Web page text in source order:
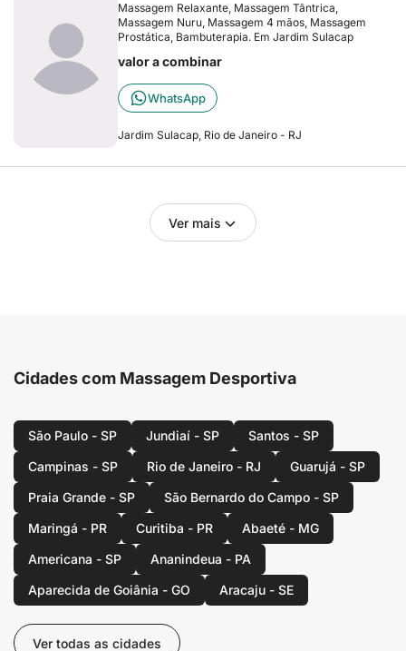
Massagem Relaxante, Massagem Tântrica,
Massagem Nuru, Massagem 4 mãos, Massagem
Prostática, Bambuterapia. Em Jardim Sulacap
valor a combinar
WhatsApp
Jardim Sulacap, Rio de Janeiro - RJ
Ver mais
Cidades com Massagem Desportiva
São Paulo - SP Jundiaí - SP
Santos - SP
Campinas - SP
Rio de Janeiro - RJ
Guarujá - SP
Praia Grande - SP
São Bernardo do Campo - SP
Maringá - PR
Curitiba - PR
Abaeté - MG
Americana - SP
Ananindeua - PA
Aparecida de Goiânia - GO
Aracaju - SE
Ver todas as cidades